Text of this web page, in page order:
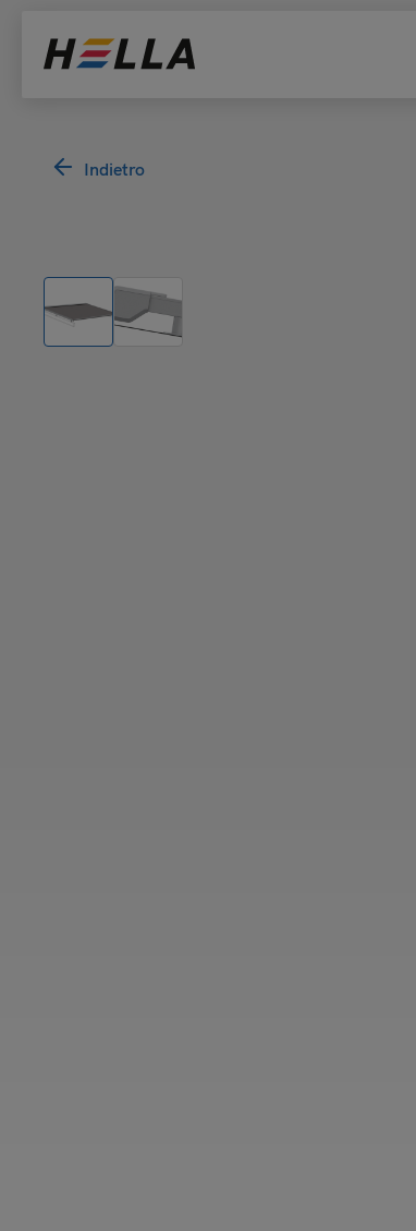
Indietro